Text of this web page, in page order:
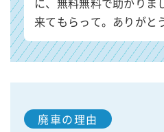
来てもらって。ありがと
廃車の理由